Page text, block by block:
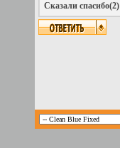
Сказали спасибо(2)